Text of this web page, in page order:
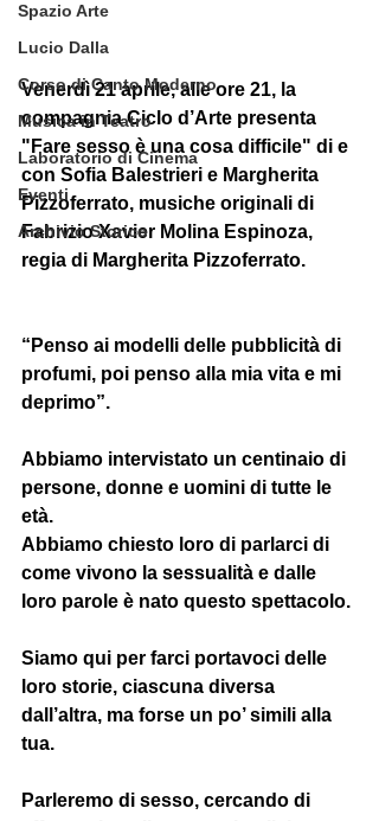
Spazio Arte
Lucio Dalla
Corso di Canto Moderno
Musica in Teatro
Laboratorio di Cinema
Eventi
Archivio Storico
Venerdì 21 aprile, alle ore 21, la
compagnia Ciclo d’Arte presenta
"Fare sesso è una cosa difficile" di e
con Sofia Balestrieri e Margherita
Pizzoferrato, musiche originali di
Fabrizio Xavier Molina Espinoza,
regia di Margherita Pizzoferrato.
“Penso ai modelli delle pubblicità di
profumi, poi penso alla mia vita e mi
deprimo”.
Abbiamo intervistato un centinaio di
persone, donne e uomini di tutte le
età.
Abbiamo chiesto loro di parlarci di
come vivono la sessualità e dalle
loro parole è nato questo spettacolo.
Siamo qui per farci portavoci delle
loro storie, ciascuna diversa
dall’altra, ma forse un po’ simili alla
tua.
Parleremo di sesso, cercando di